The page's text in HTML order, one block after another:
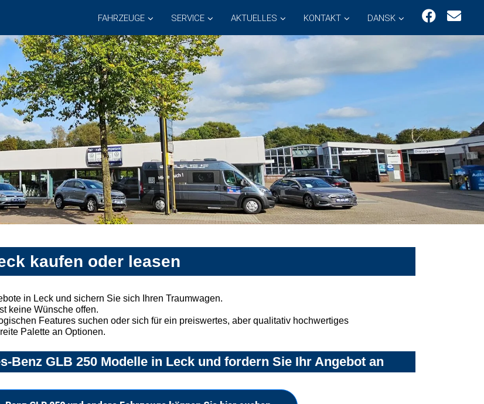
FAHRZEUGE SERVICE AKTUELLES KONTAKT DANSK
kaufen oder leasen
in Leck und sichern Sie sich Ihren Traumwagen.
keine Wünsche offen.
Features suchen oder sich für ein preiswertes, aber qualitativ hochwertiges
Palette an Optionen.
Benz GLB 250 Modelle in Leck und fordern Sie Ihr Angebot an